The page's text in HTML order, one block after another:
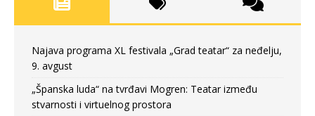
Najava programa XL festivala „Grad teatar“ za neđelju,
9. avgust
„Španska luda“ na tvrđavi Mogren: Teatar između
stvarnosti i virtuelnog prostora